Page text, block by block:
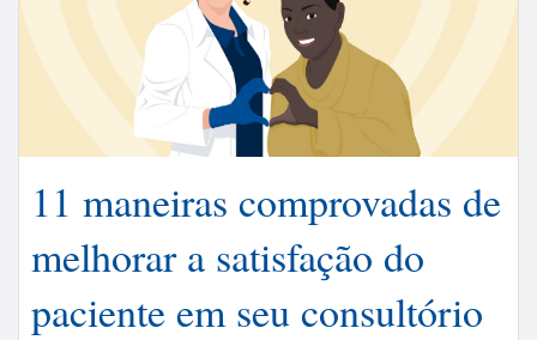
11 maneiras comprovadas de
melhorar a satisfação do
paciente em seu consultório